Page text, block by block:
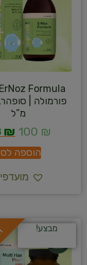
מ”ל
100 ₪
₪
הוספה
מבצע!